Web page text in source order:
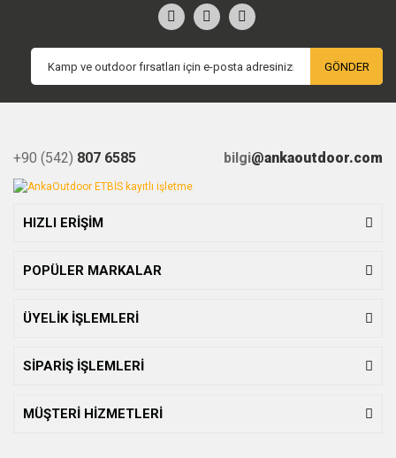
GÖNDER
+90 (542) 807 6585 bilgi@ankaoutdoor.com
HIZLI ERİŞİM
POPÜLER MARKALAR
ÜYELİK İŞLEMLERİ
SİPARİŞ İŞLEMLERİ
MÜŞTERİ HİZMETLERİ